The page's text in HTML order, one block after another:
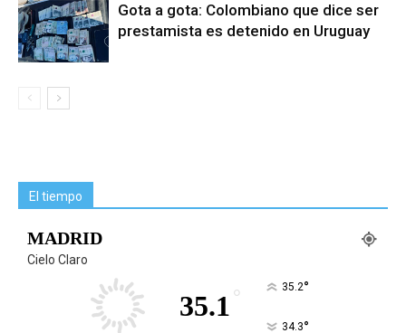
Gota a gota: Colombiano que dice ser
prestamista es detenido en Uruguay
El tiempo
MADRID
Cielo Claro
35.1 ° 35.2°
34.3°